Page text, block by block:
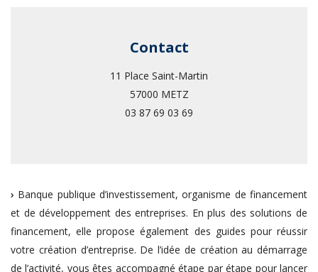
Contact
11 Place Saint-Martin
57000 METZ
03 87 69 03 69
› Banque publique d’investissement, organisme de financement
et de développement des entreprises. En plus des solutions de
financement, elle propose également des guides pour réussir
votre création d’entreprise. De l’idée de création au démarrage
de l’activité, vous êtes accompagné étape par étape pour lancer